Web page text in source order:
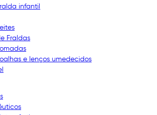
infantil
Fraldas
e lenços umedecidos